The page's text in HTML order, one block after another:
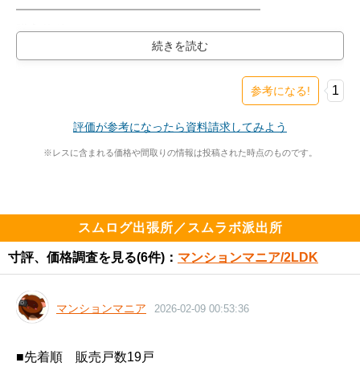
━━━━━━━━━━━━━━━━━━━
購入物件
━━━━━━━━━━━━━━━━━━━
住民スレ：https://www.e-mansion.co.jp/bbs/th...
山手線内側、ビックターミナルまで徒歩10分程度、東京
メトロの駅まで直結、超高層タワーマンション。
高速の出入り口も近い！
高速道路の騒音
参考になる! 1
評価が参考になったら資料請求してみよう
※レスに含まれる価格や間取りの情報は投稿された時点のものです。
スムログ出張所／スムラボ派出所
寸評、価格調査を見る(6件)： マンションマニア/2LDK
マンションマニア 2026-02-09 00:53:36
■先着順　販売戸数19戸